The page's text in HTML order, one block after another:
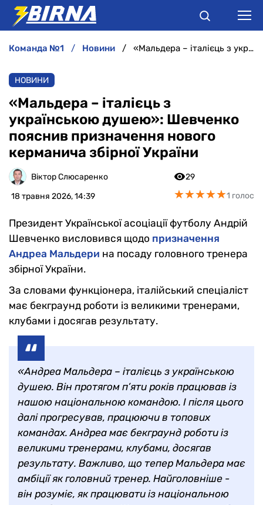
АНАЛІТИКА
ІНТЕРВ'Ю
РІЗНЕ
БУКМЕКЕРИ
команда №1 новини «Мальдера – італієць з українською душею»: Шевченко пояснив призначення нового керманича збірної України
НОВИНИ
«Мальдера – італієць з
українською душею»: Шевченко
пояснив призначення нового
керманича збірної України
Віктор Слюсаренко
18 травня 2026, 14:39
29
★★★★★
★★★★★1 голос
Президент Української асоціації футболу Андрій
Шевченко висловився щодо призначення
Андреа Мальдери на посаду головного тренера
збірної України.
За словами функціонера, італійський спеціаліст
має бекграунд роботи із великими тренерами,
клубами і досягав результату.
«Андреа Мальдера – італієць з українською
душею. Він протягом п’яти років працював із
нашою національною командою. І після цього
далі прогресував, працюючи в топових
командах. Андреа має бекграунд роботи із
великими тренерами, клубами, досягав
результату. Важливо, що тепер Мальдера має
амбіції як головний тренер. Найголовніше -
він розуміє, як працювати із національною